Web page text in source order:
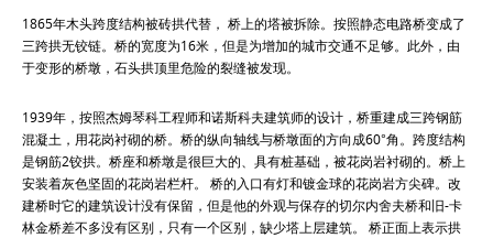
1865年木头跨度结构被砖拱代替， 桥上的塔被拆除。按照静态电路桥变成了
三跨拱无铰链。桥的宽度为16米，但是为增加的城市交通不足够。此外，由
于变形的桥墩，石头拱顶里危险的裂缝被发现。
1939年，按照杰姆琴科工程师和诺斯科夫建筑师的设计，桥重建成三跨钢筋
混凝土，用花岗衬砌的桥。桥的纵向轴线与桥墩面的方向成60°角。跨度结构
是钢筋2铰拱。桥座和桥墩是很巨大的、具有桩基础，被花岗岩衬砌的。桥上
安装着灰色坚固的花岗岩栏杆。 桥的入口有灯和镀金球的花岗岩方尖碑。改
建桥时它的建筑设计没有保留，但是他的外观与保存的切尔内舍夫桥和旧-卡
林金桥差不多没有区别，只有一个区别，缺少塔上层建筑。 桥正面上表示拱